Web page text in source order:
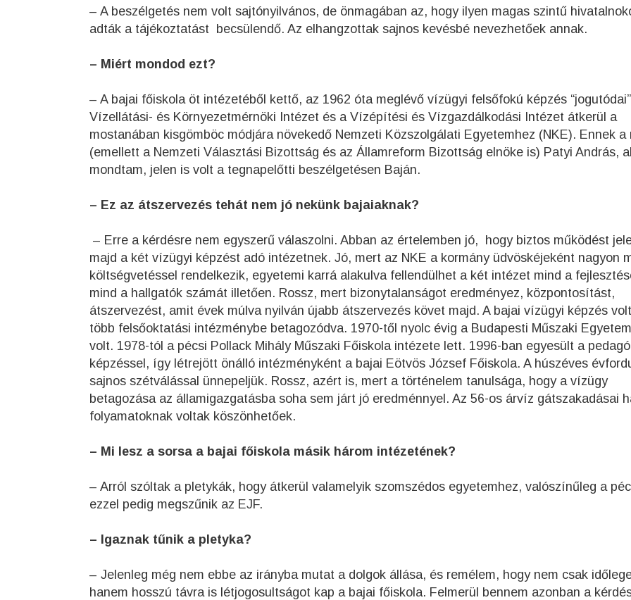
– A beszélgetés nem volt sajtónyilvános, de önmagában az, hogy ilyen magas szintű
adták a tájékoztatást becsülendő. Az elhangzottak sajnos kevésbé nevezhetőek annak.
– Miért mondod ezt?
– A bajai főiskola öt intézetéből kettő, az 1962 óta meglévő vízügyi felsőfokú képzés
Vízellátási- és Környezetmérnöki Intézet és a Vízépítési és Vízgazdálkodási Intézet átkerül a
mostanában kisgömböc módjára növekedő Nemzeti Közszolgálati Egyetemhez (NKE). Ennek a
(emellett a Nemzeti Választási Bizottság és az Államreform Bizottság elnöke is) Patyi András,
mondtam, jelen is volt a tegnapelőtti beszélgetésen Baján.
– Ez az átszervezés tehát nem jó nekünk bajaiaknak?
– Erre a kérdésre nem egyszerű válaszolni. Abban az értelemben jó, hogy biztos működést
majd a két vízügyi képzést adó intézetnek. Jó, mert az NKE a kormány üdvöskéjeként nagyon
költségvetéssel rendelkezik, egyetemi karrá alakulva fellendülhet a két intézet mind a
mind a hallgatók számát illetően. Rossz, mert bizonytalanságot eredményez, központosítást,
átszervezést, amit évek múlva nyilván újabb átszervezés követ majd. A bajai vízügyi képzés
több felsőoktatási intézménybe betagozódva. 1970-től nyolc évig a Budapesti Műszaki
volt. 1978-tól a pécsi Pollack Mihály Műszaki Főiskola intézete lett. 1996-ban egyesült a
képzéssel, így létrejött önálló intézményként a bajai Eötvös József Főiskola. A húszéves
sajnos szétválással ünnepeljük. Rossz, azért is, mert a történelem tanulsága, hogy a vízügy
betagozása az államigazgatásba soha sem járt jó eredménnyel. Az 56-os árvíz gátszakadásai
folyamatoknak voltak köszönhetőek.
– Mi lesz a sorsa a bajai főiskola másik három intézetének?
– Arról szóltak a pletykák, hogy átkerül valamelyik szomszédos egyetemhez, valószínűleg a
ezzel pedig megszűnik az EJF.
– Igaznak tűnik a pletyka?
– Jelenleg még nem ebbe az irányba mutat a dolgok állása, és remélem, hogy nem csak
hanem hosszú távra is létjogosultságot kap a bajai főiskola. Felmerül bennem azonban a